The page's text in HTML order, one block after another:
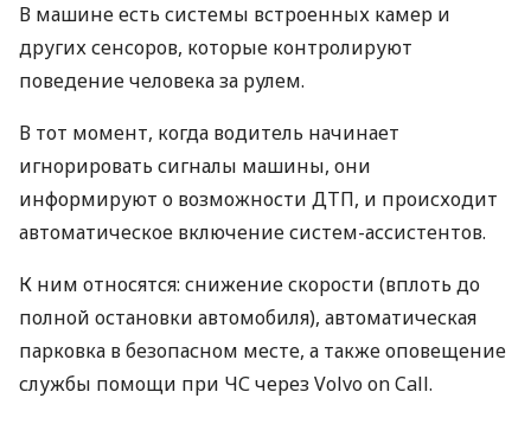
В машине есть системы встроенных камер и
других сенсоров, которые контролируют
поведение человека за рулем.
В тот момент, когда водитель начинает
игнорировать сигналы машины, они
информируют о возможности ДТП, и происходит
автоматическое включение систем-ассистентов.
К ним относятся: снижение скорости (вплоть до
полной остановки автомобиля), автоматическая
парковка в безопасном месте, а также оповещение
службы помощи при ЧС через Volvo on Call.